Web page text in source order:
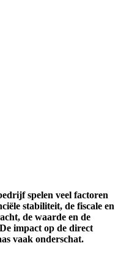
spelen veel factoren
stabiliteit, de fiscale en
de waarde en de
impact op de direct
vaak onderschat.